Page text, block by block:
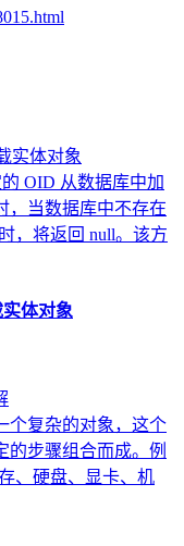
的 OID 从数据库中加
，当数据库中不存在
，将返回 null。该方
体对象
个复杂的对象，这个
的步骤组合而成。例
、硬盘、显卡、机